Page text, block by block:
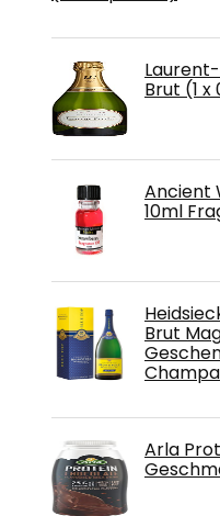
Brut (1 x
Ancient
10ml
Brut
Arla